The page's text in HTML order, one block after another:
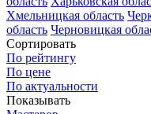
Хмельницкая область
область Черновицкая
Сортировать
По рейтингу
По цене
По актуальности
Показывать